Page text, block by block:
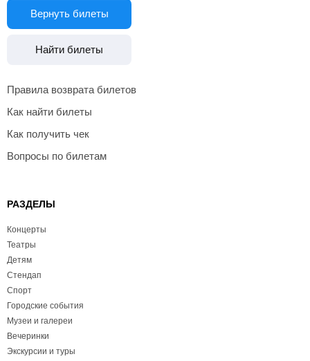
Вернуть билеты
Найти билеты
Правила возврата билетов
Как найти билеты
Как получить чек
Вопросы по билетам
РАЗДЕЛЫ
Концерты
Театры
Детям
Стендап
Спорт
Городские события
Музеи и галереи
Вечеринки
Экскурсии и туры